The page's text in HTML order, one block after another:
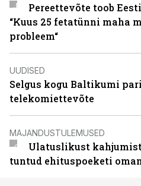
Pereettevõte toob
“Kuus 25 fetatünni maha
probleem“
UUDISED
Selgus kogu Baltikumi
telekomiettevõte
MAJANDUSTULEMUSED
Ulatuslikust
tuntud ehituspoeketi